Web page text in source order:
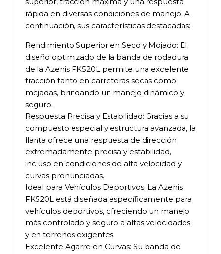
rápida en diversas condiciones de manejo. A
continuación, sus características destacadas:
Rendimiento Superior en Seco y Mojado: El
diseño optimizado de la banda de rodadura
de la Azenis FK520L permite una excelente
tracción tanto en carreteras secas como
mojadas, brindando un manejo dinámico y
seguro.
Respuesta Precisa y Estabilidad: Gracias a su
compuesto especial y estructura avanzada, la
llanta ofrece una respuesta de dirección
extremadamente precisa y estabilidad,
incluso en condiciones de alta velocidad y
curvas pronunciadas.
Ideal para Vehículos Deportivos: La Azenis
FK520L está diseñada específicamente para
vehículos deportivos, ofreciendo un manejo
más controlado y seguro a altas velocidades
y en terrenos exigentes.
Excelente Agarre en Curvas: Su banda de